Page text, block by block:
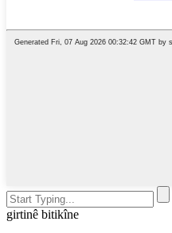
girtinê bitikîne